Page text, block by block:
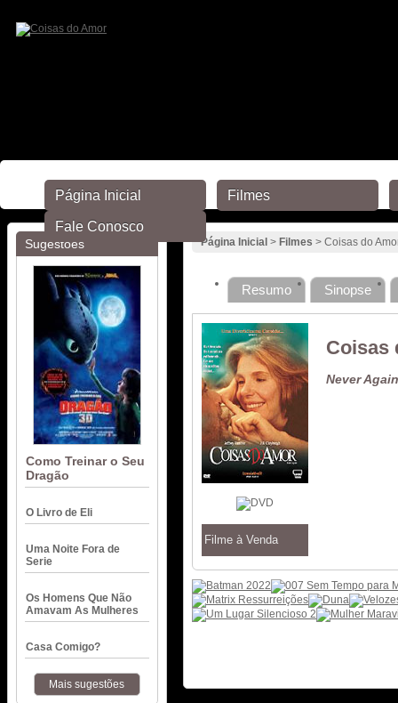
Sugestões
Como Treinar o Seu
Dragão
O Livro de Eli
Uma Noite Fora de
Serie
Os Homens Que Não
Amavam As Mulheres
Casa Comigo?
Mais sugestões
Página Inicial > Filmes > Coisas do
Resumo Sinopse
Filme à Venda
Coisas
Never Again
Página Inicial Filmes
Fale Conosco